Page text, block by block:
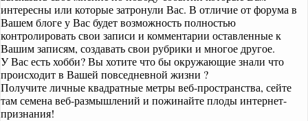
интересны или которые затронули Вас. В отличие от форума в
Вашем блоге у Вас будет возможность полностью
контролировать свои записи и комментарии оставленные к
Вашим записям, создавать свои рубрики и многое другое.
У Вас есть хобби? Вы хотите что бы окружающие знали что
происходит в Вашей повседневной жизни ?
Получите личные квадратные метры веб-пространства, сейте
там семена веб-размышлений и пожинайте плоды интернет-
признания!